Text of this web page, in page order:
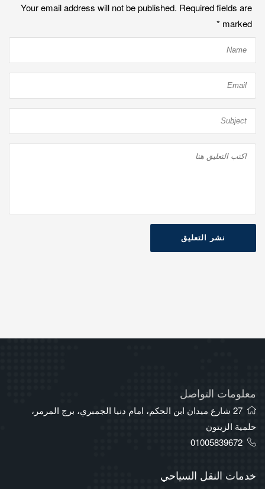
Your email address will not be published. Required fields are
marked
*
نشر التعليق
معلومات التواصل
27 شارع ميدان ابن الحكم، امام دنيا الجمبري، برج المرمر،
حلمية الزيتون
01005839672
خدمات النقل السياحي